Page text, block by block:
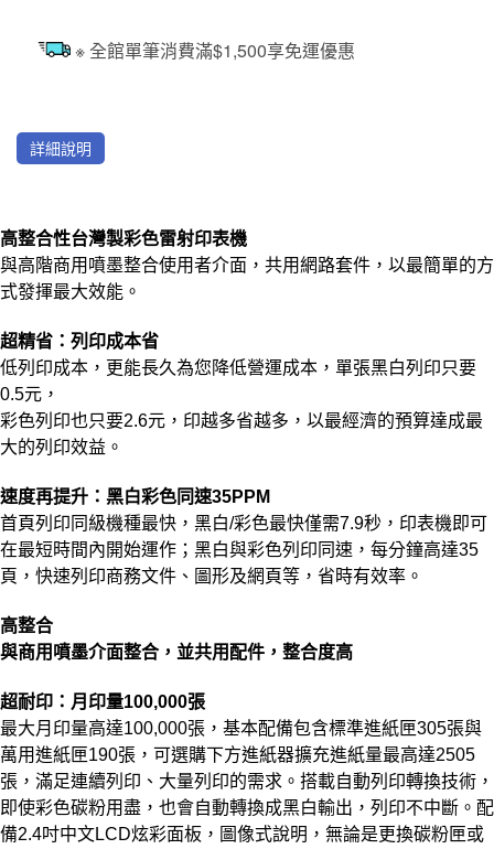
※ 全館單筆消費滿$1,500享免運優惠
詳細說明
高整合性台灣製彩色雷射印表機
與高階商用噴墨整合使用者介面，共用網路套件，以最簡單的方
式發揮最大效能。
超精省：列印成本省
低列印成本，更能長久為您降低營運成本，單張黑白列印只要
0.5元，
彩色列印也只要2.6元，印越多省越多，以最經濟的預算達成最
大的列印效益。
速度再提升：黑白彩色同速35PPM
首頁列印同級機種最快，黑白/彩色最快僅需7.9秒，印表機即可
在最短時間內開始運作；黑白與彩色列印同速，每分鐘高達35
頁，快速列印商務文件、圖形及網頁等，省時有效率。
高整合
與商用噴墨介面整合，並共用配件，整合度高
超耐印：月印量100,000張
最大月印量高達100,000張，基本配備包含標準進紙匣305張與
萬用進紙匣190張，可選購下方進紙器擴充進紙量最高達2505
張，滿足連續列印、大量列印的需求。搭載自動列印轉換技術，
即使彩色碳粉用盡，也會自動轉換成黑白輸出，列印不中斷。配
備2.4吋中文LCD炫彩面板，圖像式說明，無論是更換碳粉匣或